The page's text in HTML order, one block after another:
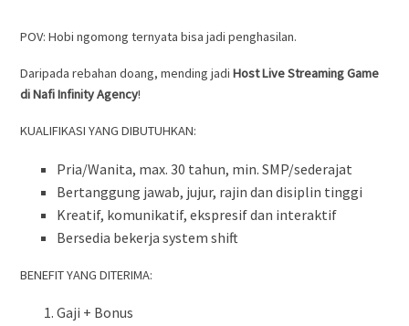
POV: Hobi ngomong ternyata bisa jadi penghasilan.
Daripada rebahan doang, mending jadi Host Live Streaming Game
di Nafi Infinity Agency!
KUALIFIKASI YANG DIBUTUHKAN:
Pria/Wanita, max. 30 tahun, min. SMP/sederajat
Bertanggung jawab, jujur, rajin dan disiplin tinggi
Kreatif, komunikatif, ekspresif dan interaktif
Bersedia bekerja system shift
BENEFIT YANG DITERIMA:
Gaji + Bonus